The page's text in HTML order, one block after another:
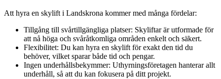
Att hyra en skylift i Landskrona kommer med många fördelar:
Tillgång till svårtillgängliga platser: Skyliftar är utformade för
att nå höga och svåråtkomliga områden enkelt och säkert.
Flexibilitet: Du kan hyra en skylift för exakt den tid du
behöver, vilket sparar både tid och pengar.
Ingen underhållsbekymmer: Uthyrningsföretagen hanterar allt
underhåll, så att du kan fokusera på ditt projekt.